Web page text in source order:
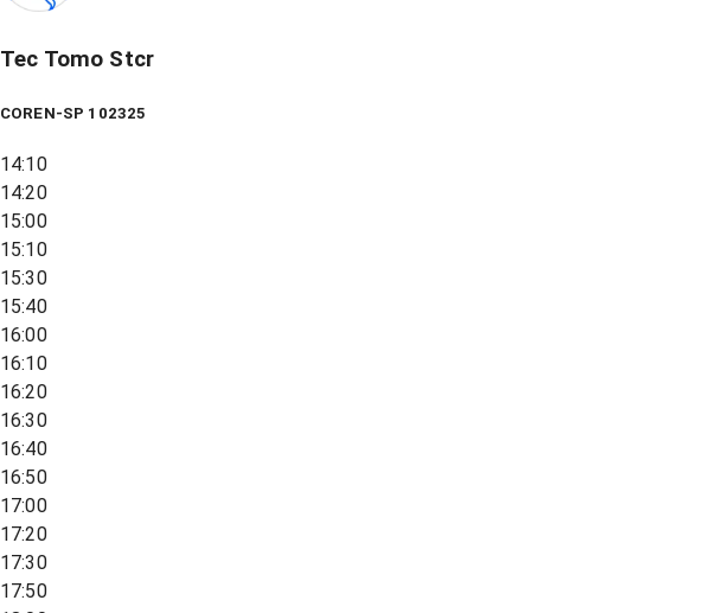
Tec Tomo Stcr
COREN-SP 102325
14:10
14:20
15:00
15:10
15:30
15:40
16:00
16:10
16:20
16:30
16:40
16:50
17:00
17:20
17:30
17:50